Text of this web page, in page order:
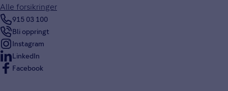
Alle forsikringer
915 03 100
Bli oppringt
Instagram
LinkedIn
Facebook